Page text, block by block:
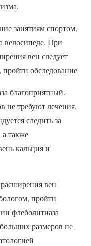
занятиям спортом,
велосипеде. При
вен следует
пройти обследование
благоприятный.
не требуют лечения.
следить за
также
кальция и
вен
пройти
флеболитиаза
размеров не